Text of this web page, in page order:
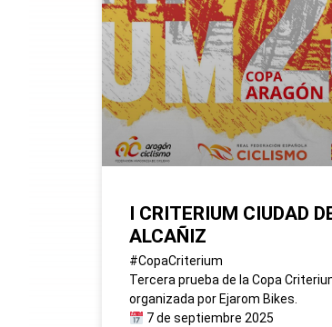
I CRITERIUM CIUDAD
ALCAÑIZ
#CopaCriterium
Tercera prueba de la Copa
organizada por Ejarom Bikes.
7 de septiembre 2025